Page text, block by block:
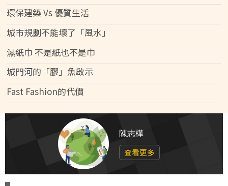
環保建築 Vs 優質生活
城市規劃不能壞了「風水」
濕紙巾 不是紙也不是巾
城門河的「膠」魚啟示
Fast Fashion的代價
陳志樺
查看更多